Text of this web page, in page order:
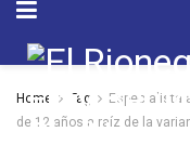
Home Tag
Especialista
de 12 años a raíz de la